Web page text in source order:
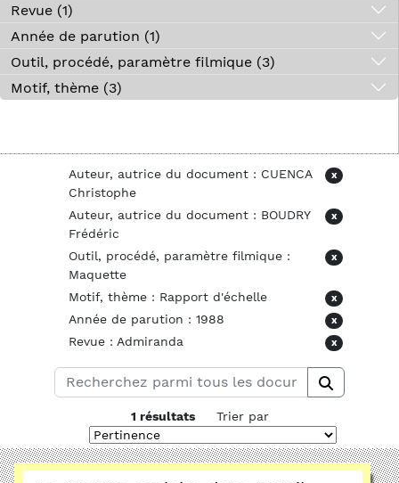
Revue (1)
Année de parution (1)
Outil, procédé, paramètre filmique (3)
Motif, thème (3)
Auteur, autrice du document : CUENCA
Christophe
x
Auteur, autrice du document : BOUDRY
Frédéric
x
Outil, procédé, paramètre filmique :
Maquette
x
Motif, thème : Rapport d'échelle x
Année de parution : 1988 x
Revue : Admiranda x
1 résultats Trier par